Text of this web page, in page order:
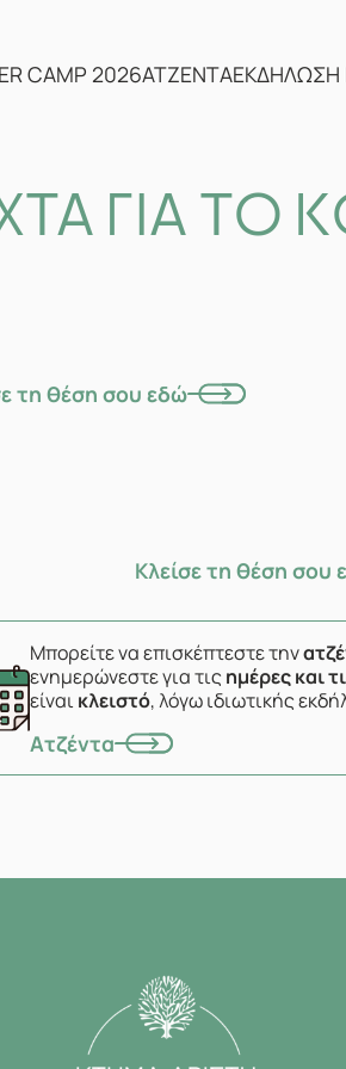
CAMP 2026ΑΤΖΕΝΤΑΕΚΔΗΛΩΣΗ
ΓΙΑ ΤΟ
τη θέση σου εδώ
Κλείσε τη θέση σου
Μπορείτε να επισκέπτεστε την
ενημερώνεστε για τιςημέρες και
είναικλειστό, λόγω ιδιωτικής
Ατζέντα